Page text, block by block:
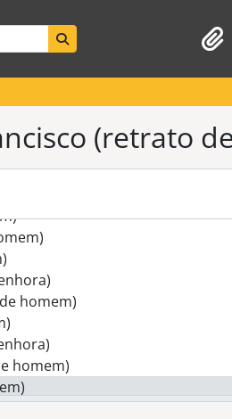
Search in browse page
(retrato
rapariga)
homem)
homem)